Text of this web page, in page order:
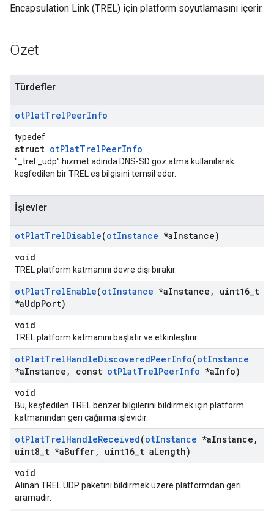
Encapsulation Link (TREL) için platform soyutlamasını içerir.
Özet
Türdefler
otPlatTrelPeerInfo
typedef
struct otPlatTrelPeerInfo
"_trel._udp" hizmet adında DNS-SD göz atma kullanılarak
keşfedilen bir TREL eş bilgisini temsil eder.
İşlevler
otPlatTrelDisable(otInstance *aInstance)
void
TREL platform katmanını devre dışı bırakır.
otPlatTrelEnable(otInstance *aInstance , uint16 t
*aUdpPort)
void
TREL platform katmanını başlatır ve etkinleştirir.
otPlatTrelHandleDiscoveredPeerInfo(otInstance
*aInstance , const otPlatTrelPeerInfo *aInfo)
void
Bu, keşfedilen TREL benzer bilgilerini bildirmek için platform
katmanından geri çağırma işlevidir.
otPlatTrelHandleReceived(otInstance *aInstance ,
uint8 t *aBuffer, uint16 t aLength)
void
Alınan TREL UDP paketini bildirmek üzere platformdan geri
aramadır.